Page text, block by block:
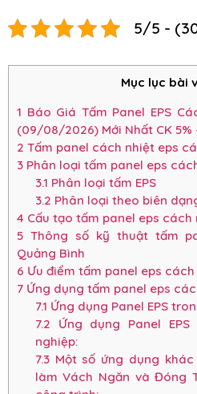
5/5 -
Mục lục bài
1 Báo Giá Tấm Panel EPS
(09/08/2026) Mới Nhất CK 5%
2 Tấm panel cách nhiệt eps
3 Phân loại tấm panel eps
3.1 Phân loại tấm EPS
3.2 Phân loại theo biên
4 Cấu tạo tấm panel eps cách
5 Thông số kỹ thuật tấm
Quảng Bình
6 Ưu điểm tấm panel eps
7 Ứng dụng tấm panel eps
7.1 Ứng dụng Panel EPS
7.2 Ứng dụng Panel
nghiệp:
7.3Một số ứng dụng khác
làm Vách Ngăn và Đóng